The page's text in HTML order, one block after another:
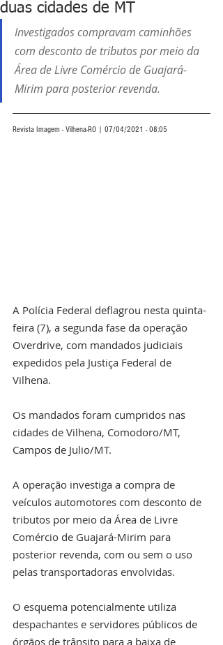
duas cidades de MT
Investigados compravam caminhões
com desconto de tributos por meio da
Área de Livre Comércio de Guajará-
Mirim para posterior revenda.
Revista Imagem - Vilhena-RO | 07/04/2021 - 08:05
A Polícia Federal deflagrou nesta quinta-
feira (7), a segunda fase da operação
Overdrive, com mandados judiciais
expedidos pela Justiça Federal de
Vilhena.
Os mandados foram cumpridos nas
cidades de Vilhena, Comodoro/MT,
Campos de Julio/MT.
A operação investiga a compra de
veículos automotores com desconto de
tributos por meio da Área de Livre
Comércio de Guajará-Mirim para
posterior revenda, com ou sem o uso
pelas transportadoras envolvidas.
O esquema potencialmente utiliza
despachantes e servidores públicos de
órgãos de trânsito para a baixa de